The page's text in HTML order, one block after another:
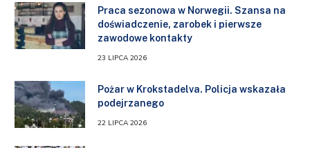
Praca sezonowa w Norwegii. Szansa na
doświadczenie, zarobek i pierwsze
zawodowe kontakty
23 LIPCA 2026
Pożar w Krokstadelva. Policja wskazała
podejrzanego
22 LIPCA 2026